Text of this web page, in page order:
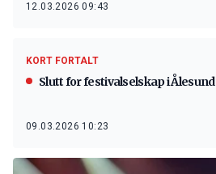
12.03.2026 09:43
KORT FORTALT
Slutt for festivalselskap i Ålesund
09.03.2026 10:23